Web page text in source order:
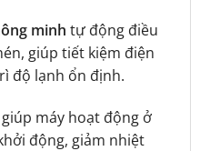
minh tự động điều
giúp tiết kiệm điện
độ lạnh ổn định.
máy hoạt động ở
động, giảm nhiệt